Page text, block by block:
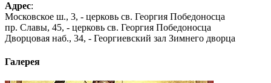
Адрес:
Московское ш., 3, - церковь св. Георгия Победоносца
пр. Славы, 45, - церковь св. Георгия Победоносца
Дворцовая наб., 34, - Георгиевский зал Зимнего дворца
Галерея